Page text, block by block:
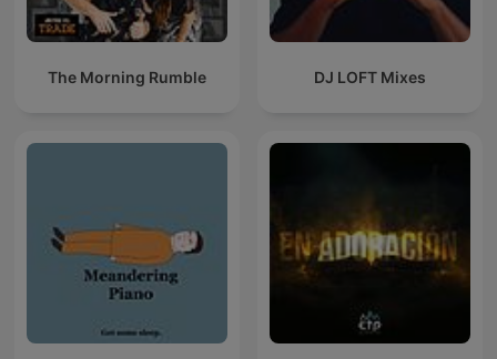
The Morning Rumble DJ LOFT Mixes